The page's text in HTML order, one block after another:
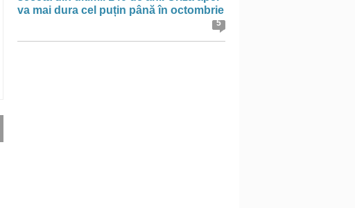
va mai dura cel puțin până în octombrie
5